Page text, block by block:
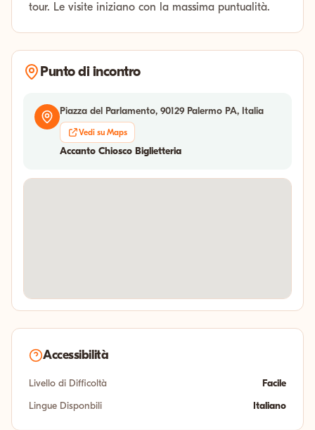
tour. Le visite iniziano con la massima puntualità.
Punto di incontro
Piazza del Parlamento, 90129 Palermo PA, Italia
Vedi su Maps
Accanto Chiosco Biglietteria
Accessibilità
Livello di Difficoltà
Facile
Lingue Disponbili
Italiano